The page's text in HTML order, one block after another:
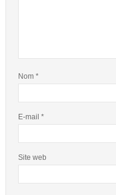
Nom *
E-mail *
Site web